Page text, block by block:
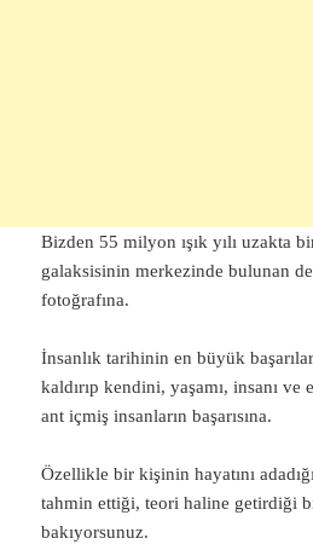
Bizden 55 milyon ışık yılı uzakta
galaksisinin merkezinde bulunan
fotoğrafına.
İnsanlık tarihinin en büyük
kaldırıp kendini, yaşamı, insanı ve
ant içmiş insanların başarısına.
Özellikle bir kişinin hayatını
tahmin ettiği, teori haline getirdiği
bakıyorsunuz.